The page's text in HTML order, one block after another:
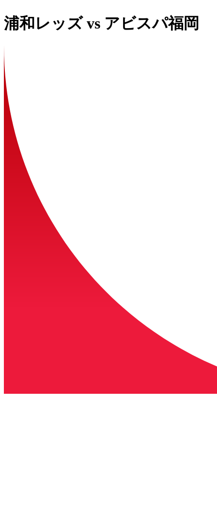
浦和レッズvs アビスパ福岡